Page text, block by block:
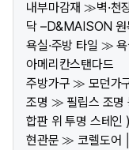
내부마감재 ≫벽·천
닥 –D&MAISON 원
욕실·주방 타일 ≫
아메리칸스탠다드
주방가구 ≫ 모던가
조명 ≫ 필립스 조명
합판 위 투명 스테인 )
현관문 ≫ 코렐도어